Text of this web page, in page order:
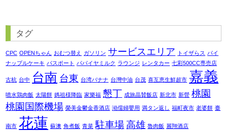
タグ
CPC OPENちゃん おむつ替え ガソリン サービスエリア トイザらス パイ
ナップルケーキ パスポート パパイヤミルク ラウンジ レンタカー 七彩500CC専売店
古杭 台中 台南 台東 台湾バナナ 台灣中油 台茂 喜互恵生鮮超市 嘉義
噴水鶏肉飯 太陽餅 媽祖様降臨 家樂福 懇丁 成旅晶賛飯店 新北市 新營 桃園
桃園国際機場 榮美金鬱金香酒店 泑儒婦嬰用 満タン返し 福町夜市 老婆餅 臺
南市 花蓮 蘇澳 角煮飯 青菜 駐車場 高雄 魯肉飯 麗翔酒店